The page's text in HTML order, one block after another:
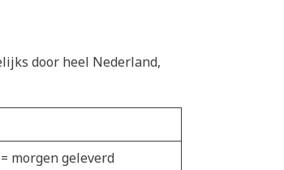
door heel Nederland,
morgen geleverd